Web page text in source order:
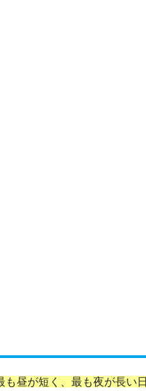
昼が短く、最も夜が長い日